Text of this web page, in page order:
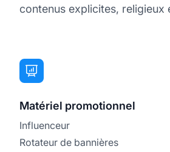
contenus explicites, religieux
Matériel promotionnel
Influenceur
Rotateur de bannières